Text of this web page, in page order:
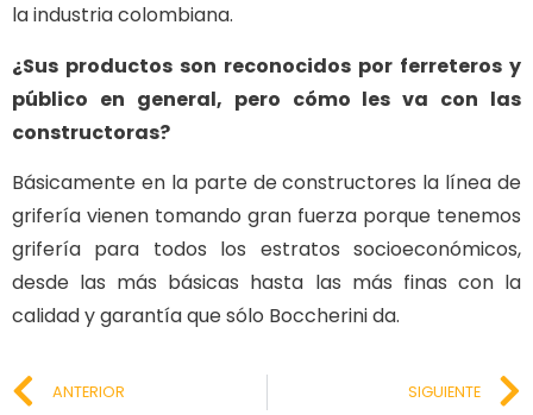
la industria colombiana.
¿Sus productos son reconocidos por ferreteros y
público en general, pero cómo les va con las
constructoras?
Básicamente en la parte de constructores la línea de
grifería vienen tomando gran fuerza porque tenemos
grifería para todos los estratos socioeconómicos,
desde las más básicas hasta las más finas con la
calidad y garantía que sólo Boccherini da.
ANTERIOR SIGUIENTE